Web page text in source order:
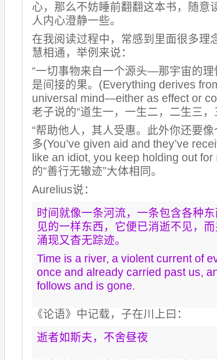
心，那么不妨睡前翻翻这本书，随意
人内心澄静一些。
在我阅读过程中，常感到里面很多理
慧相通，举例来说：
“一切事物来自一个源头—那宇宙的
是间接的果。(Everything derives
universal mind—either as effect or
老子说的“道生一，一生二，二生三
“帮助他人，其人受惠。此外你还要
多(You’ve given aid and they’ve
like an idiot, you keep holding out for
的“善行无辙迹”大体相同。
Aurelius说：
时间就像一条河流，一条包含各种
见的一样东西，它便已消逝不见，
涌现又杳无踪迹。
Time is a river, a violent current of
once and already carried past us,
follows and is gone.
《论语》中记载，子在川上曰：
逝者如斯夫，不舍昼夜